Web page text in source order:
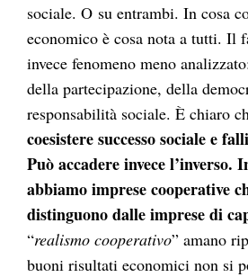
sociale. O su entrambi. In cosa
economico è cosa nota a tutti. Il
invece fenomeno meno
della partecipazione, della
responsabilità sociale. È chiaro
coesistere successo sociale e
Può accadere invece l’inverso.
abbiamo imprese cooperative
distinguono dalle imprese di
“realismo cooperativo” amano
buoni risultati economici non si